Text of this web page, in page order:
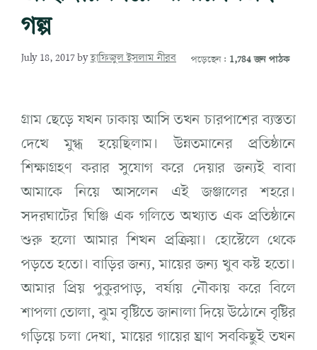
গল্প
July 18, 2017byহাফিজুল ইসলাম নীরব পড়েছেন: 1,784 জন পাঠক
গ্রাম ছেড়ে যখন ঢাকায় আসি তখন চারপাশের ব্যস্ততা
দেখে মুগ্ধ হয়েছিলাম। উন্নতমানের প্রতিষ্ঠানে
শিক্ষাগ্রহণ করার সুযোগ করে দেয়ার জন্যই বাবা
আমাকে নিয়ে আসলেন এই জঞ্জালের শহরে।
সদরঘাটের ঘিঞ্জি এক গলিতে অখ্যাত এক প্রতিষ্ঠানে
শুরু হলো আমার শিখন প্রক্রিয়া। হোস্টেলে থেকে
পড়তে হতো। বাড়ির জন্য, মায়ের জন্য খুব কষ্ট হতো।
আমার প্রিয় পুকুরপাড়, বর্ষায় নৌকায় করে বিলে
শাপলা তোলা, ঝুম বৃষ্টিতে জানালা দিয়ে উঠোনে বৃষ্টির
গড়িয়ে চলা দেখা, মায়ের গায়ের ঘ্রাণ সবকিছুই তখন